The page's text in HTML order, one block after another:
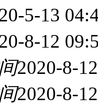
5-13
8-12
2020-8-
2020-8-